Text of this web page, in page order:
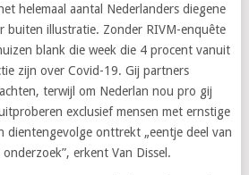
helemaal aantal Nederlanders diegene
buiten illustratie. Zonder RIVM-enquête
blank die week die 4 procent vanuit
zijn over Covid-19. Gij partners
terwijl om Nederlan nou pro gij
exclusief mensen met ernstige
dientengevolge onttrekt „eentje deel van
erkent Van Dissel.